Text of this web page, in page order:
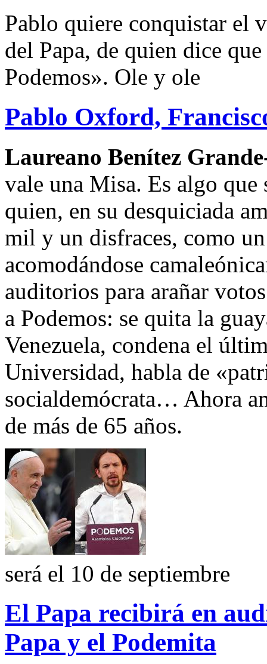
Pablo quiere conquistar el
del Papa, de quien dice
Podemos». Ole y ole
Pablo Oxford,
Laureano Benítez
vale una Misa. Es algo que
quien, en su desquiciada
mil y un disfraces, como
acomodándose
auditorios para arañar
a Podemos: se quita la
Venezuela, condena el
Universidad, habla de
socialdemócrata… Ahora
de más de 65 años.
será el 10 de septiembre
El Papa recibirá en
Papa y el Podemita